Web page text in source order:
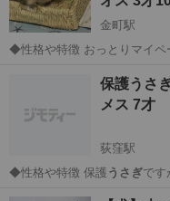
金町駅
◆性格や特徴 おっとりマイペー
あれば 現在使用している ・
砂 もおつけします...
金町駅
保護うさ
メス 7才
荻窪駅
◆性格や特徴 保護 うさぎ
杉並区 荻窪駅